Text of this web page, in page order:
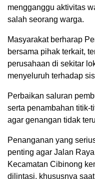
mengganggu aktivitas
salah seorang warga.
Masyarakat berharap
bersama pihak terkait,
perusahaan di sekitar
menyeluruh terhadap
Perbaikan saluran
serta penambahan titik-
agar genangan tidak
Penanganan yang
penting agar Jalan
Kecamatan Cibinong
dilintasi, khususnya